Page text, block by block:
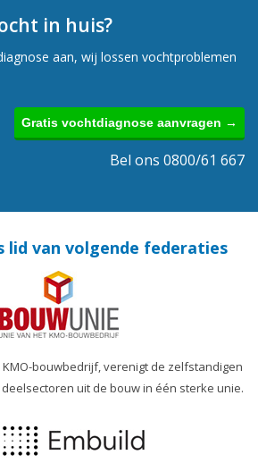
in huis?
aan, wij lossen vochtproblemen
Gratis vochtdiagnose aanvragen →
Bel ons 0800/61 667
lid van volgende federaties
bouwbedrijf, verenigt de zelfstandigen
deelsectoren uit de bouw in één sterke unie.